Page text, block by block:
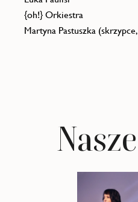
{oh!} Orkiestra
Martyna Pastuszka